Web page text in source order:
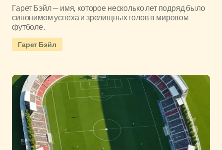
Гарет Бэйл — имя, которое несколько лет подряд было
синонимом успеха и зрелищных голов в мировом
футболе.
Гарет Бэйл